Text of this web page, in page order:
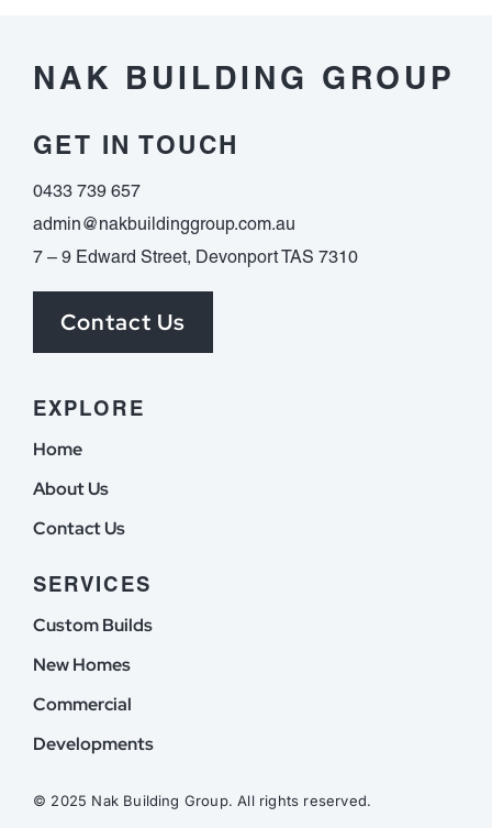
erledigen
NAK BUILDING GROUP
GET IN TOUCH
0433 739 657
admin@nakbuildinggroup.com.au
7 – 9 Edward Street, Devonport TAS 7310
Contact Us
EXPLORE
Home
About Us
Contact Us
SERVICES
Custom Builds
New Homes
Commercial
Developments
© 2025 Nak Building Group. All rights reserved.